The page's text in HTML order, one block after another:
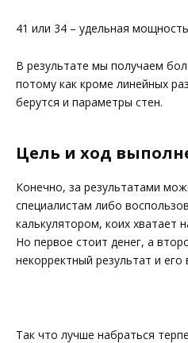
41 или 34 – удельная
В результате мы получаем
потому как кроме линейных
берутся и параметры стен.
Цель и ход
Конечно, за результатами
специалистам либо
калькулятором, коих хватает
Но первое стоит денег, а
некорректный результат и
Так что лучше набраться